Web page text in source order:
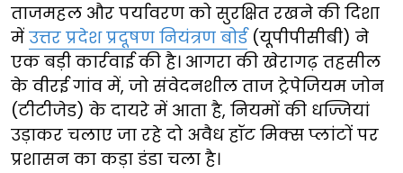
ताजमहल और पर्यावरण को सुरक्षित रखने की दिशा
में उत्तर प्रदेश प्रदूषण नियंत्रण बोर्ड(यूपीपीसीबी) ने
एक बड़ी कार्रवाई की है। आगरा की खेरागढ़ तहसील
के वीरई गांव में, जो संवेदनशील ताज ट्रेपेजियम जोन
(टीटीजेड) के दायरे में आता है, नियमों की धज्जियां
उड़ाकर चलाए जा रहे दो अवैध हॉट मिक्स प्लांटों पर
प्रशासन का कड़ा डंडा चला है।